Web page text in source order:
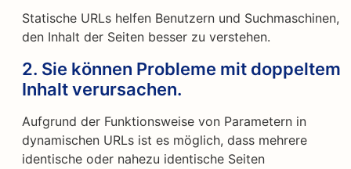
Statische URLs helfen Benutzern und Suchmaschinen,
den Inhalt der Seiten besser zu verstehen.
2. Sie können Probleme mit doppeltem
Inhalt verursachen.
Aufgrund der Funktionsweise von Parametern in
dynamischen URLs ist es möglich, dass mehrere
identische oder nahezu identische Seiten